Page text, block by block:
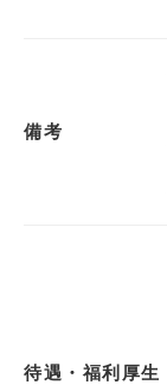
備考
待遇・福利厚生